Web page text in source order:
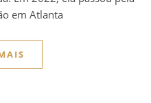
em Atlanta